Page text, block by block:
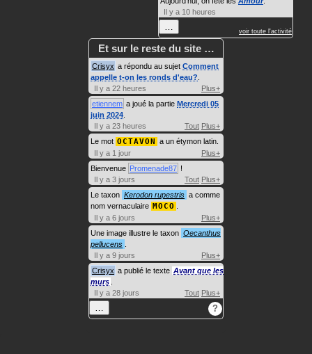
Il y a 10 heures
voir toute l'activité
Et sur le reste du site …
Crisyx a répondu au sujet Comment
appelle t-on les ronds d'eau?
Il y a 22 heures
Plus+
etiennem a joué la partie Mercredi 05
juin 2024
Il y a 23 heures
Tout Plus+
Le mot OCTAVON a un étymon latin.
Il y a 1 jour
Plus+
Bienvenue Promenade87 !
Il y a 3 jours
Tout Plus+
Le taxon Kerodon rupestris a comme
nom vernaculaire MOCO
Il y a 6 jours
Plus+
Une image illustre le taxon Oecanthus
pellucens
Il y a 9 jours
Plus+
Crisyx a publié le texte Avant que les
murs
Il y a 28 jours
Tout Plus+
?